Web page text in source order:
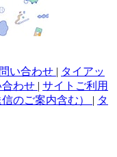
い合わせ | タイアッ
わせ | サイトご利用
のご案内含む） | タ